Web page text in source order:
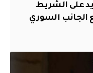
على الشريط
الجانب السوري